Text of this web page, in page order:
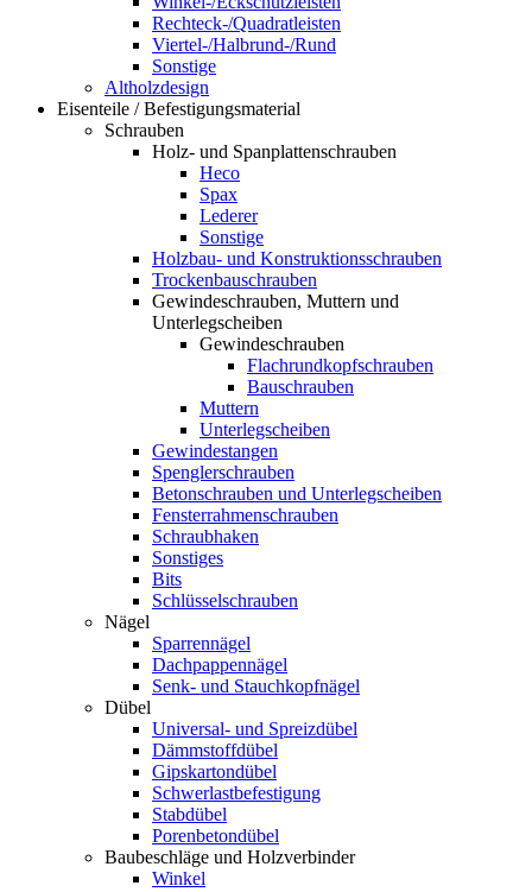
Rechteck-/Quadratleisten
Viertel-/Halbrund-/Rund
Sonstige
Altholzdesign
Eisenteile / Befestigungsmaterial
Schrauben
Holz- und Spanplattenschrauben
Heco
Spax
Lederer
Sonstige
Holzbau- und Konstruktionsschrauben
Trockenbauschrauben
Gewindeschrauben, Muttern und
Unterlegscheiben
Gewindeschrauben
Flachrundkopfschrauben
Bauschrauben
Muttern
Unterlegscheiben
Gewindestangen
Spenglerschrauben
Betonschrauben und Unterlegscheiben
Fensterrahmenschrauben
Schraubhaken
Sonstiges
Bits
Schlüsselschrauben
Nägel
Sparrennägel
Dachpappennägel
Senk- und Stauchkopfnägel
Dübel
Universal- und Spreizdübel
Dämmstoffdübel
Gipskartondübel
Schwerlastbefestigung
Stabdübel
Porenbetondübel
Baubeschläge und Holzverbinder
Winkel